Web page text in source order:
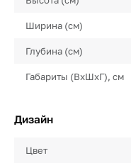
Ширина (см)
Глубина (см)
Габариты (ВхШхГ), см
Дизайн
Цвет